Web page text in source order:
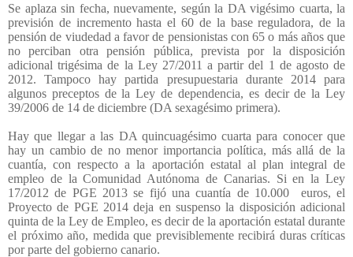
Se aplaza sin fecha, nuevamente, según la DA vigésimo cuarta, la
previsión de incremento hasta el 60 de la base reguladora, de la
pensión de viudedad a favor de pensionistas con 65 o más años que
no perciban otra pensión pública, prevista por la disposición
adicional trigésima de la Ley 27/2011 a partir del 1 de agosto de
2012. Tampoco hay partida presupuestaria durante 2014 para
algunos preceptos de la Ley de dependencia, es decir de la Ley
39/2006 de 14 de diciembre (DA sexagésimo primera).
Hay que llegar a las DA quincuagésimo cuarta para conocer que
hay un cambio de no menor importancia política, más allá de la
cuantía, con respecto a la aportación estatal al plan integral de
empleo de la Comunidad Autónoma de Canarias. Si en la Ley
17/2012 de PGE 2013 se fijó una cuantía de 10.000
euros, el
Proyecto de PGE 2014 deja en suspenso la disposición adicional
quinta de la Ley de Empleo, es decir de la aportación estatal durante
el próximo año, medida que previsiblemente recibirá duras críticas
por parte del gobierno canario.